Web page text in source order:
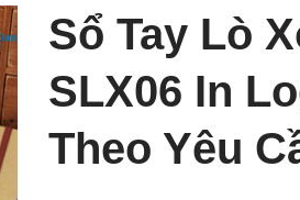
Sổ Tay Lò
SLX06 In
Theo Yêu